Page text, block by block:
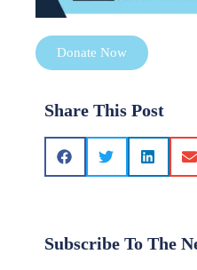
Donate Now
Share This Post
Subscribe To The